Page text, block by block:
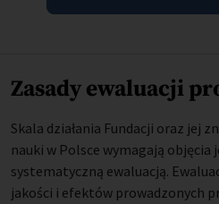
Zasady ewaluacji
Skala działania Fundacji oraz jej
nauki w Polsce wymagają
systematyczną ewaluacją.
jakości i efektów prowadzonych